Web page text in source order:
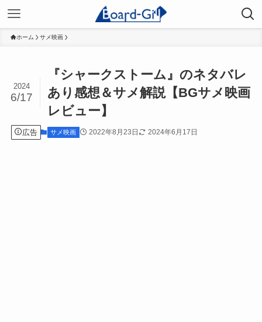
ホーム サメ映画
『シャークストーム』のネタバレ
あり感想＆サメ解説【BGサメ映画
レビュー】
2024
6/17
広告 サメ映画 2022年8月23日 2024年6月17日